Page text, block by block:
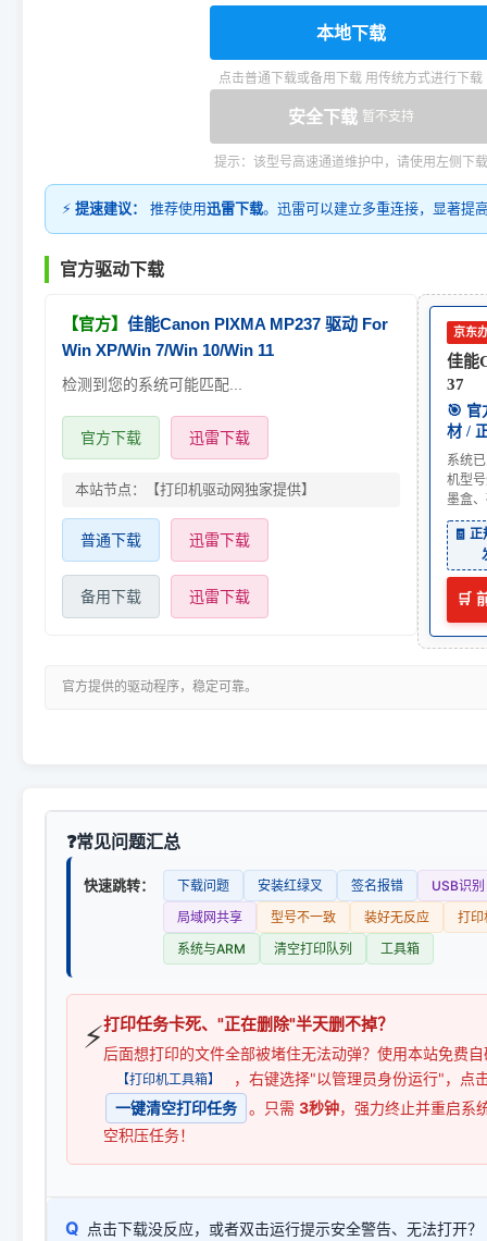
本地下载
点击普通下载或备用下载 用传统方式进行下载
安全下载 暂不支持
提示：该型号高速通道维护中，请使用左侧下载
⚡ 提速建议： 推荐使用迅雷下载。迅雷可以建立多重连接，显著提
官方驱动下载
【官方】 佳能Canon PIXMA MP237 驱动 For
Win XP/Win 7/Win 10/Win 11
检测到您的系统可能匹配...
官方下载 迅雷下载
本站节点：【打印机驱动网独家提供】
普通下载 迅雷下载
备用下载 迅雷下载
京东
佳能
37
🎯 官
材 /
系统
机型
墨盒
🧾
🛒
官方提供的驱动程序，稳定可靠。
常见问题汇总
快速跳转： 下载问题 安装红绿叉 签名报错
USB识别
局域网共享
型号不一致 装好无反应
打印
系统与ARM
清空打印队列 工具箱
⚡打印任务卡死、"正在删除"半天删不掉？
后面想打印的文件全部被堵住无法动弹？使用本站免费
【打印机工具箱】
，右键选择"以管理员身份运行"，点
一键清空打印任务
。只需 3秒钟，强力终止并重启系
空积压任务！
Q 点击下载没反应，或者双击运行提示安全警告、无法打开？